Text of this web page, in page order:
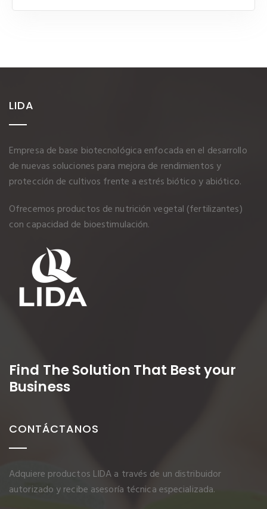
LIDA
Empresa de base biotecnológica enfocada en el desarrollo
de nuevas soluciones para mejora de rendimientos y
protección de cultivos frente a estrés biótico y abiótico.
Ofrecemos productos de nutrición vegetal (fertilizantes)
con capacidad de bioestimulación.
Find The Solution That Best your
Business
CONTÁCTANOS
Adquiere productos LIDA a través de un distribuidor
autorizado y recibe asesoría técnica especializada.